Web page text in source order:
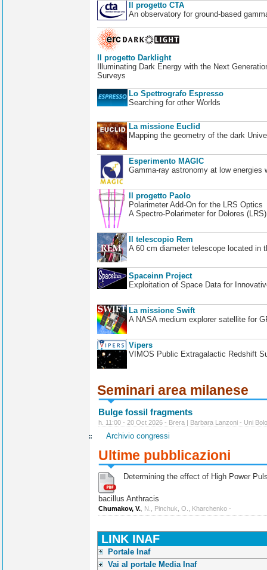
Il progetto CTA
An observatory for ground-based
Il progetto Darklight
Illuminating Dark Energy with the Next
Surveys
Lo Spettrografo Espresso
Searching for other Worlds
La missione Euclid
Mapping the geometry of the dark
Esperimento MAGIC
Gamma-ray astronomy at low energies
Il progetto Paolo
Polarimeter Add-On for the LRS Optics
A Spectro-Polarimeter for Dolores
Il telescopio Rem
A 60 cm diameter telescope located in
Spaceinn Project
Exploitation of Space Data for
La missione Swift
A NASA medium explorer satellite for
Vipers
VIMOS Public Extragalactic Redshift
Seminari area milanese
Bulge fossil fragments
h. 11:00 - 20 Oct 2026 - Brera | Barbara Lanzoni - Uni
Archivio congressi
Ultime pubblicazioni
Determining the effect of High Power
bacillus Anthracis
Chumakov, V. , N., Pinchuk, O., Kharchenko -
LINK INAF
Portale Inaf
Vai al portale Media Inaf